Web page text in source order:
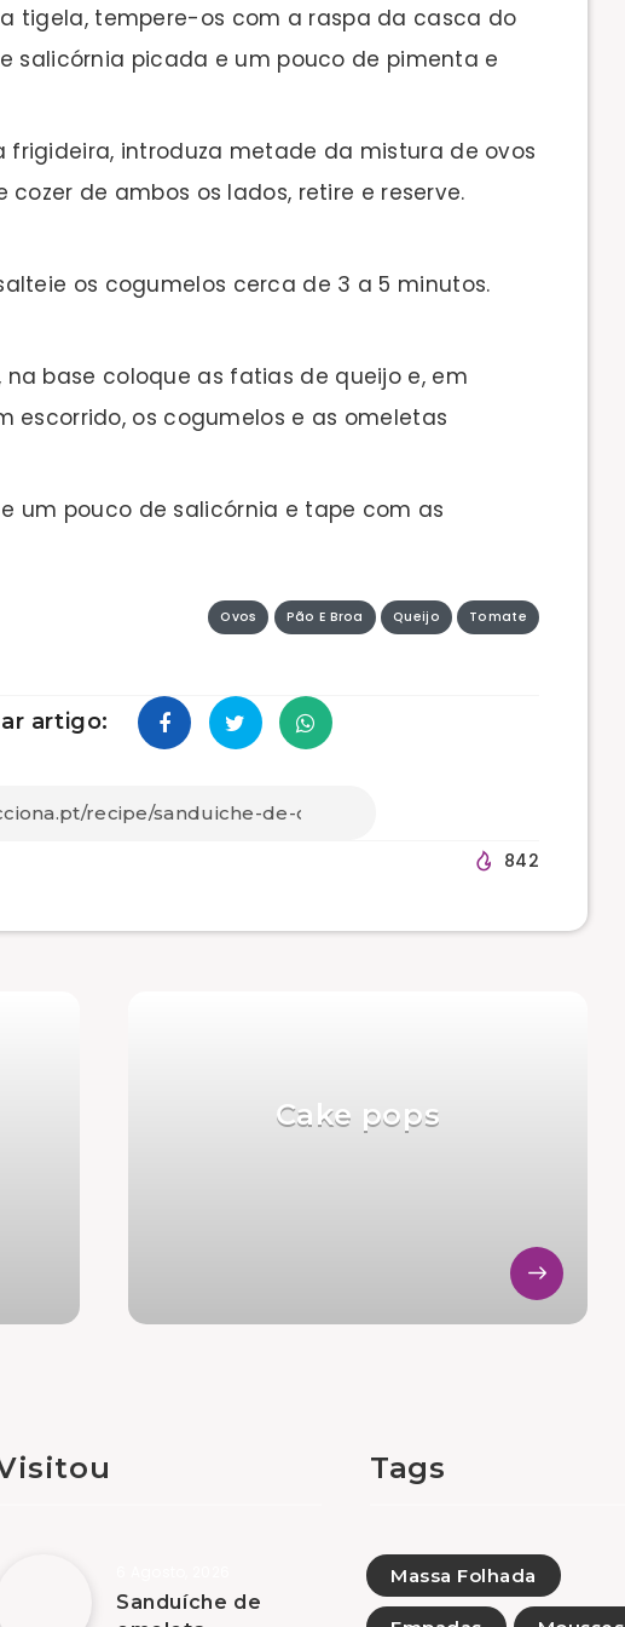
tigela, tempere-os com a raspa da casca do
salicórnia picada e um pouco de pimenta e
frigideira, introduza metade da mistura de ovos
de ambos os lados, retire e reserve.
os cogumelos cerca de 3 a 5 minutos.
na base coloque as fatias de queijo e, em
escorrido, os cogumelos e as omeletas
um pouco de salicórnia e tape com as
Ovos Pão E Broa Queijo Tomate
artigo:
842
Cake pops
Sanduíche de
Tags
Massa Folhada